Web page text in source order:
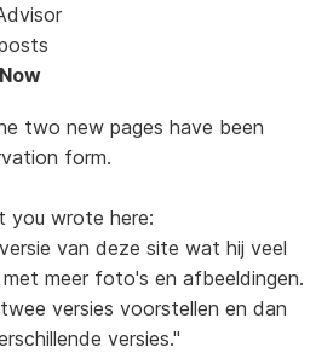
two new pages have been
form.
you wrote here:
van deze site wat hij veel
meer foto's en afbeeldingen.
versies voorstellen en dan
versies."